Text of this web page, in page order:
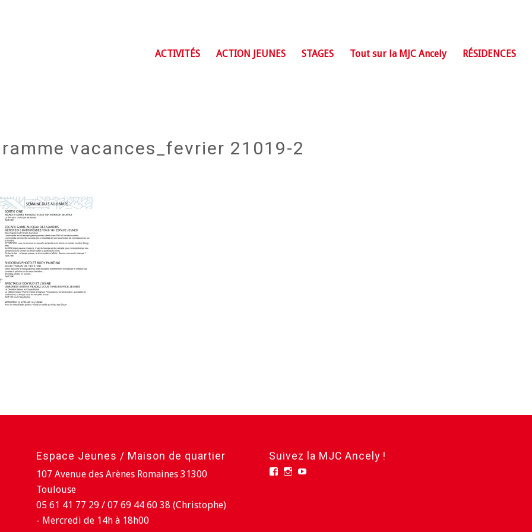
ACTIVITÉS ACTION JEUNES STAGES Tout sur la MJC Ancely RÉSIDENCES
vacances_fevrier 21019-2
Espace Jeunes / Maison de quartier
107 Avenue des Arènes Romaines 31300
Toulouse
05 61 41 77 29 / 07 69 44 60 38 (Christophe)
- Mercredi de 14h à 18h00
Suivez la MJC Ancely !
FacebookInstagram